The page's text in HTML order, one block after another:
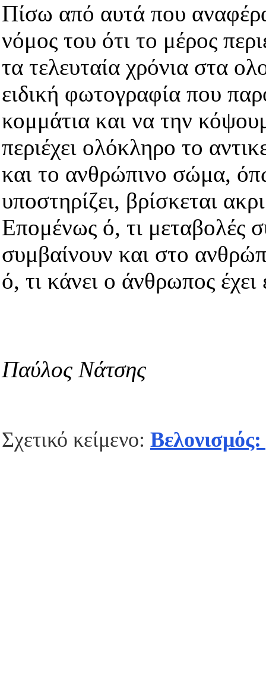
Πίσω από αυτά που
νόμος του ότι το μέρος
τα τελευταία χρόνια στα
ειδική φωτογραφία που
κομμάτια και να την
περιέχει ολόκληρο το
και το ανθρώπινο σώμα,
υποστηρίζει, βρίσκεται
Επομένως ό, τι μεταβολές
συμβαίνουν και στο
ό, τι κάνει ο άνθρωπος
Παύλος Νάτσης
Σχετικό κείμενο: